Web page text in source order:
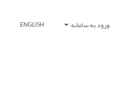
ورود به سامانه ENGLISH